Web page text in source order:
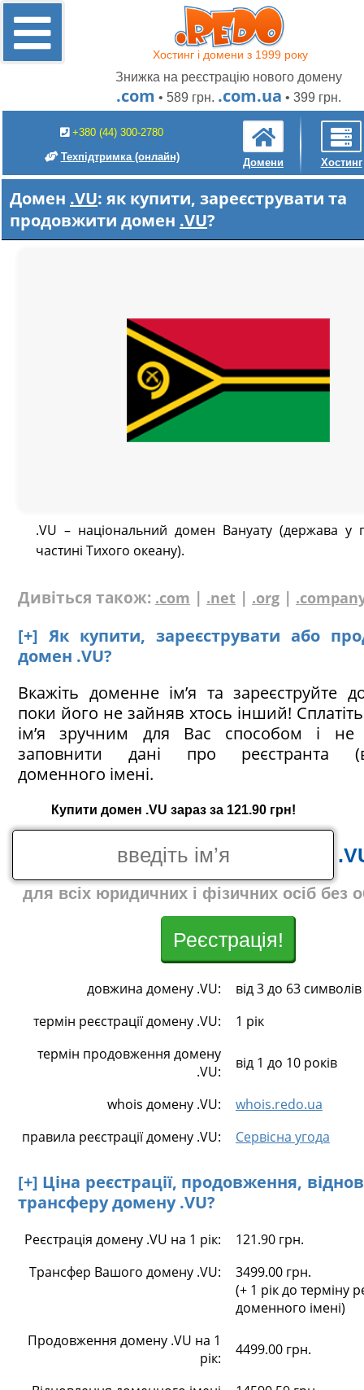
Хостинг і домени з 1999 року
Знижка на реєстрацію нового домену
.com • 589 грн. .com.ua • 399 грн.
+380 (44) 300-2780
Техпідтримка (онлайн) Домени Хостинг
Домен .VU: як купити, зареєструвати та
продовжити домен .VU?
.VU – національний домен Вануату (держава у
частині Тихого океану).
Дивіться також: .com | .net | .org |
[+] Як купити, зареєструвати або
домен .VU?
Вкажіть доменне ім’я та зареєструйте
поки його не зайняв хтось інший!
ім’я зручним для Вас способом і не
заповнити дані про реєстранта
доменного імені.
Купити домен .VU зараз за 121.90 грн!
для всіх юридичних і фізичних осіб без
Реєстрація!
довжина домену .VU:
від 3 до 63 символів
термін реєстрації домену .VU:
1 рік
термін продовження домену
.VU:
від 1 до 10 років
whois домену .VU:
whois.redo.ua
правила реєстрації домену .VU:
Сервісна угода
[+] Ціна реєстрації, продовження,
трансферу домену .VU?
Реєстрація домену .VU на 1 рік:
121.90 грн.
Трансфер Вашого домену .VU:
3499.00 грн.
(+ 1 рік до терміну
доменного імені)
Продовження домену .VU на 1
рік:
4499.00 грн.